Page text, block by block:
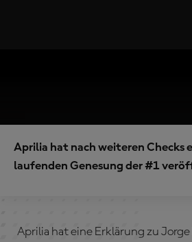
Aprilia hat nach weiteren Checks
laufenden Genesung der #1
Aprilia hat eine Erklärung zu